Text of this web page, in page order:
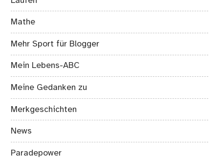
Mathe
Mehr Sport für Blogger
Mein Lebens-ABC
Meine Gedanken zu
Merkgeschichten
News
Paradepower